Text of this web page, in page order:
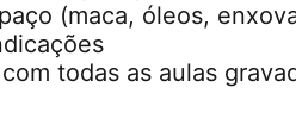
(maca, óleos,
todas as aulas